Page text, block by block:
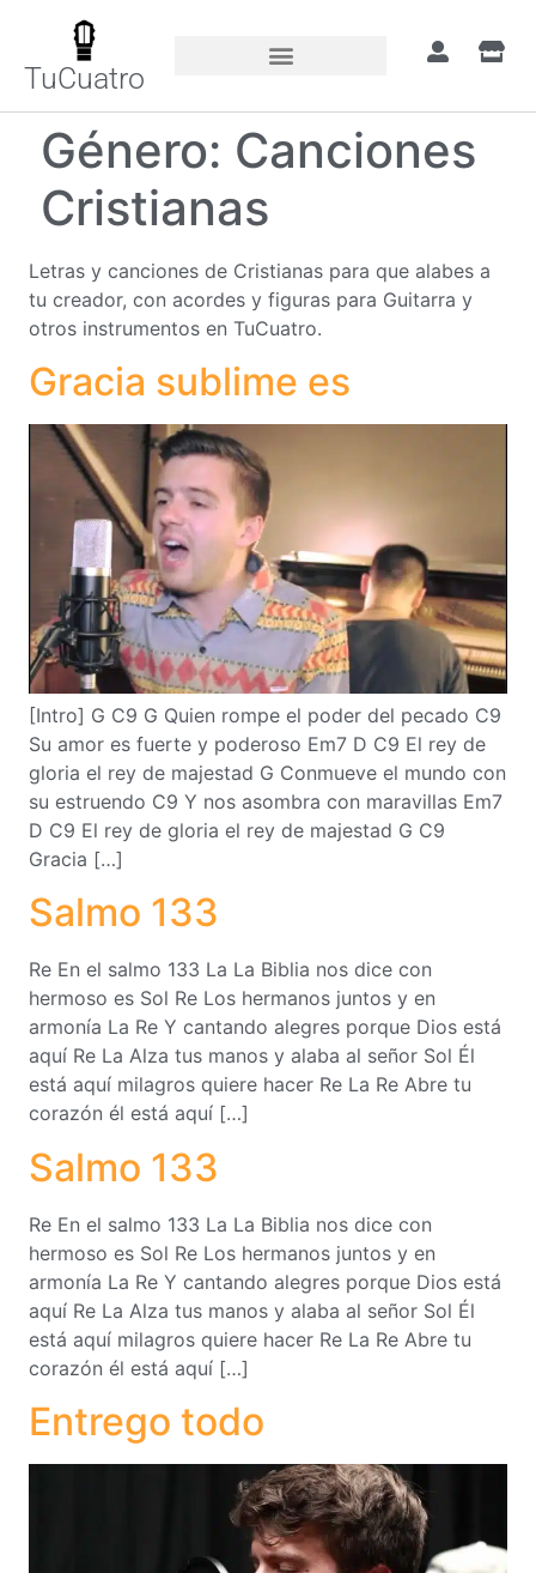
TuCuatro
Género: Canciones
Cristianas
Letras y canciones de Cristianas para que alabes a
tu creador, con acordes y figuras para Guitarra y
otros instrumentos en TuCuatro.
Gracia sublime es
[Intro] G C9 G Quien rompe el poder del pecado C9
Su amor es fuerte y poderoso Em7 D C9 El rey de
gloria el rey de majestad G Conmueve el mundo con
su estruendo C9 Y nos asombra con maravillas Em7
D C9 El rey de gloria el rey de majestad G C9
Gracia […]
Salmo 133
Re En el salmo 133 La La Biblia nos dice con
hermoso es Sol Re Los hermanos juntos y en
armonía La Re Y cantando alegres porque Dios está
aquí Re La Alza tus manos y alaba al señor Sol Él
está aquí milagros quiere hacer Re La Re Abre tu
corazón él está aquí […]
Salmo 133
Re En el salmo 133 La La Biblia nos dice con
hermoso es Sol Re Los hermanos juntos y en
armonía La Re Y cantando alegres porque Dios está
aquí Re La Alza tus manos y alaba al señor Sol Él
está aquí milagros quiere hacer Re La Re Abre tu
corazón él está aquí […]
Entrego todo